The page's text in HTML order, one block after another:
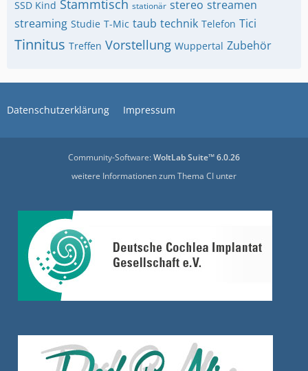
SSD Kind Stammtisch stationär stereo streamen
streaming Studie T-Mic taub technik Telefon Tici
Tinnitus Treffen Vorstellung Wuppertal Zubehör
Datenschutzerklärung Impressum
Community-Software:WoltLab Suite™ 6.0.26
weitere Informationen zum Thema CI unter